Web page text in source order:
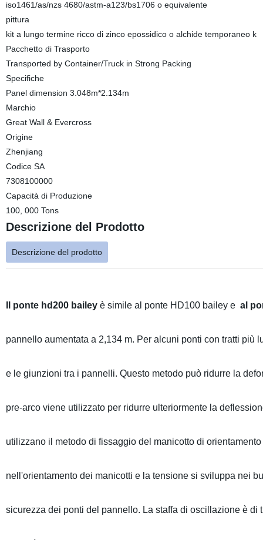
iso1461/as/nzs 4680/astm-a123/bs1706 o equivalente
pittura
kit a lungo termine ricco di zinco epossidico o alchide temporaneo k
Pacchetto di Trasporto
Transported by Container/Truck in Strong Packing
Specifiche
Panel dimension 3.048m*2.134m
Marchio
Great Wall & Evercross
Origine
Zhenjiang
Codice SA
7308100000
Capacità di Produzione
100, 000 Tons
Descrizione del Prodotto
Descrizione del prodotto
Il ponte hd200 baileyè simile al ponte HD100 bailey e al
pannello aumentata a 2,134 m. Per alcuni ponti con tratti più
e le giunzioni tra i pannelli. Questo metodo può ridurre la
pre-arco viene utilizzato per ridurre ulteriormente la
utilizzano il metodo di fissaggio del manicotto di
nell'orientamento dei manicotti e la tensione si sviluppa nei
sicurezza dei ponti del pannello. La staffa di oscillazione è